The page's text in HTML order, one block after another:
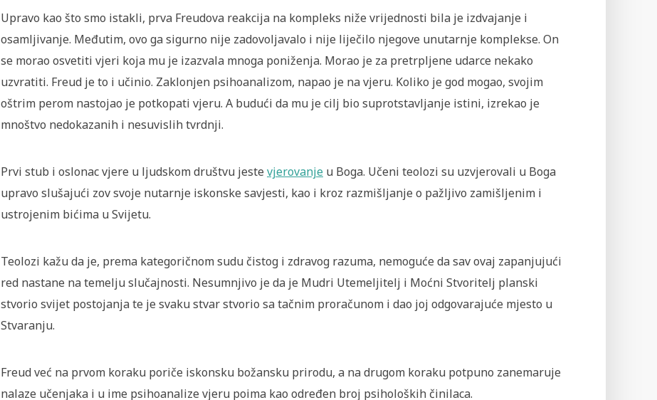
Upravo kao što smo istakli, prva Freudova reakcija na kompleks niže vrijednosti bila je izdvajanje i
osamljivanje. Međutim, ovo ga sigurno nije zadovoljavalo i nije liječilo njegove unutarnje komplekse. On
se morao osvetiti vjeri koja mu je izazvala mnoga poniženja. Morao je za pretrpljene udarce nekako
uzvratiti. Freud je to i učinio. Zaklonjen psihoanalizom, napao je na vjeru. Koliko je god mogao, svojim
oštrim perom nastojao je potkopati vjeru. A budući da mu je cilj bio suprotstavljanje istini, izrekao je
mnoštvo nedokazanih i nesuvislih tvrdnji.
Prvi stub i oslonac vjere u ljudskom društvu jeste vjerovanje u Boga. Učeni teolozi su uzvjerovali u Boga
upravo slušajući zov svoje nutarnje iskonske savjesti, kao i kroz razmišljanje o pažljivo zamišljenim i
ustrojenim bićima u Svijetu.
Teolozi kažu da je, prema kategoričnom sudu čistog i zdravog razuma, nemoguće da sav ovaj zapanjujući
red nastane na temelju slučajnosti. Nesumnjivo je da je Mudri Utemeljitelj i Moćni Stvoritelj planski
stvorio svijet postojanja te je svaku stvar stvorio sa tačnim proračunom i dao joj odgovarajuće mjesto u
Stvaranju.
Freud već na prvom koraku poriče iskonsku božansku prirodu, a na drugom koraku potpuno zanemaruje
nalaze učenjaka i u ime psihoanalize vjeru poima kao određen broj psiholoških činilaca.